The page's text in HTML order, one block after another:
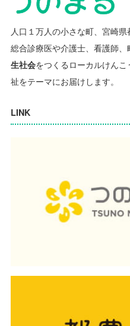
人口１万人の小さな町、宮崎県
総合診療医や介護士、看護師
生社会をつくるローカルけんこ
祉をテーマにお届けします。
LINK